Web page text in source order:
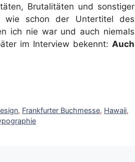
Brutalitäten und sonstiger
wie schon der Untertitel des
ich nie war und auch niemals
im Interview bekennt: Auch
, Frankfurter Buchmesse, Hawaii,